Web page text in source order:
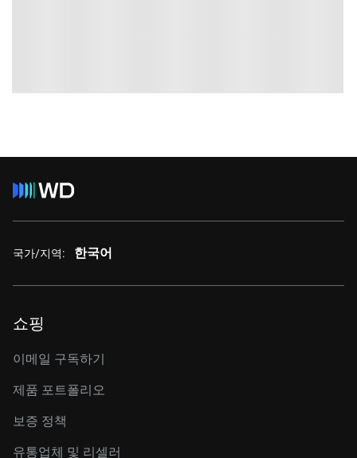
국가/지역: 한국어
쇼핑
이메일 구독하기
제품 포트폴리오
보증 정책
유통업체 및 리셀러